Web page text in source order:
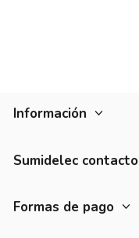
Información
Sumidelec contacto
Formas de pago